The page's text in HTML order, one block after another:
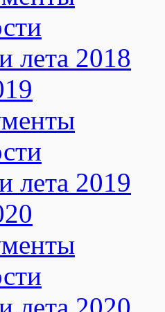
лета 2018
лета 2019